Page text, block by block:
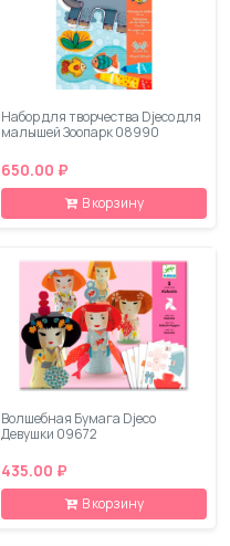
Набор для творчества Djeco для
малышей Зоопарк 08990
650.00 ₽
В корзину
Волшебная Бумага Djeco
Девушки 09672
435.00 ₽
В корзину